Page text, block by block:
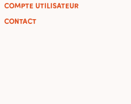
COMPTE UTILISATEUR
CONTACT